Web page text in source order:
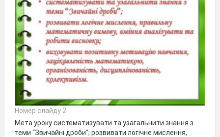
Номер слайду 2
Мета уроку систематизувати та узагальнити знання з
теми “Звичайні дроби”; розвивати логічне мислення,